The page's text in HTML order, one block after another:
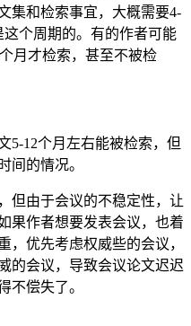
集和检索事宜，大概需要4-
个周期的。有的作者可能
月才检索，甚至不被检
5-12个月左右能被检索，但
间的情况。
但由于会议的不稳定性，让
果作者想要发表会议，也着
，优先考虑权威些的会议，
的会议，导致会议论文迟迟
不偿失了。